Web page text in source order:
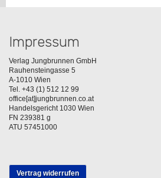
Impressum
Verlag Jungbrunnen GmbH
Rauhensteingasse 5
A-1010 Wien
Tel. +43 (1) 512 12 99
office[at]jungbrunnen.co.at
Handelsgericht 1030 Wien
FN 239381 g
ATU 57451000
Vertrag widerrufen